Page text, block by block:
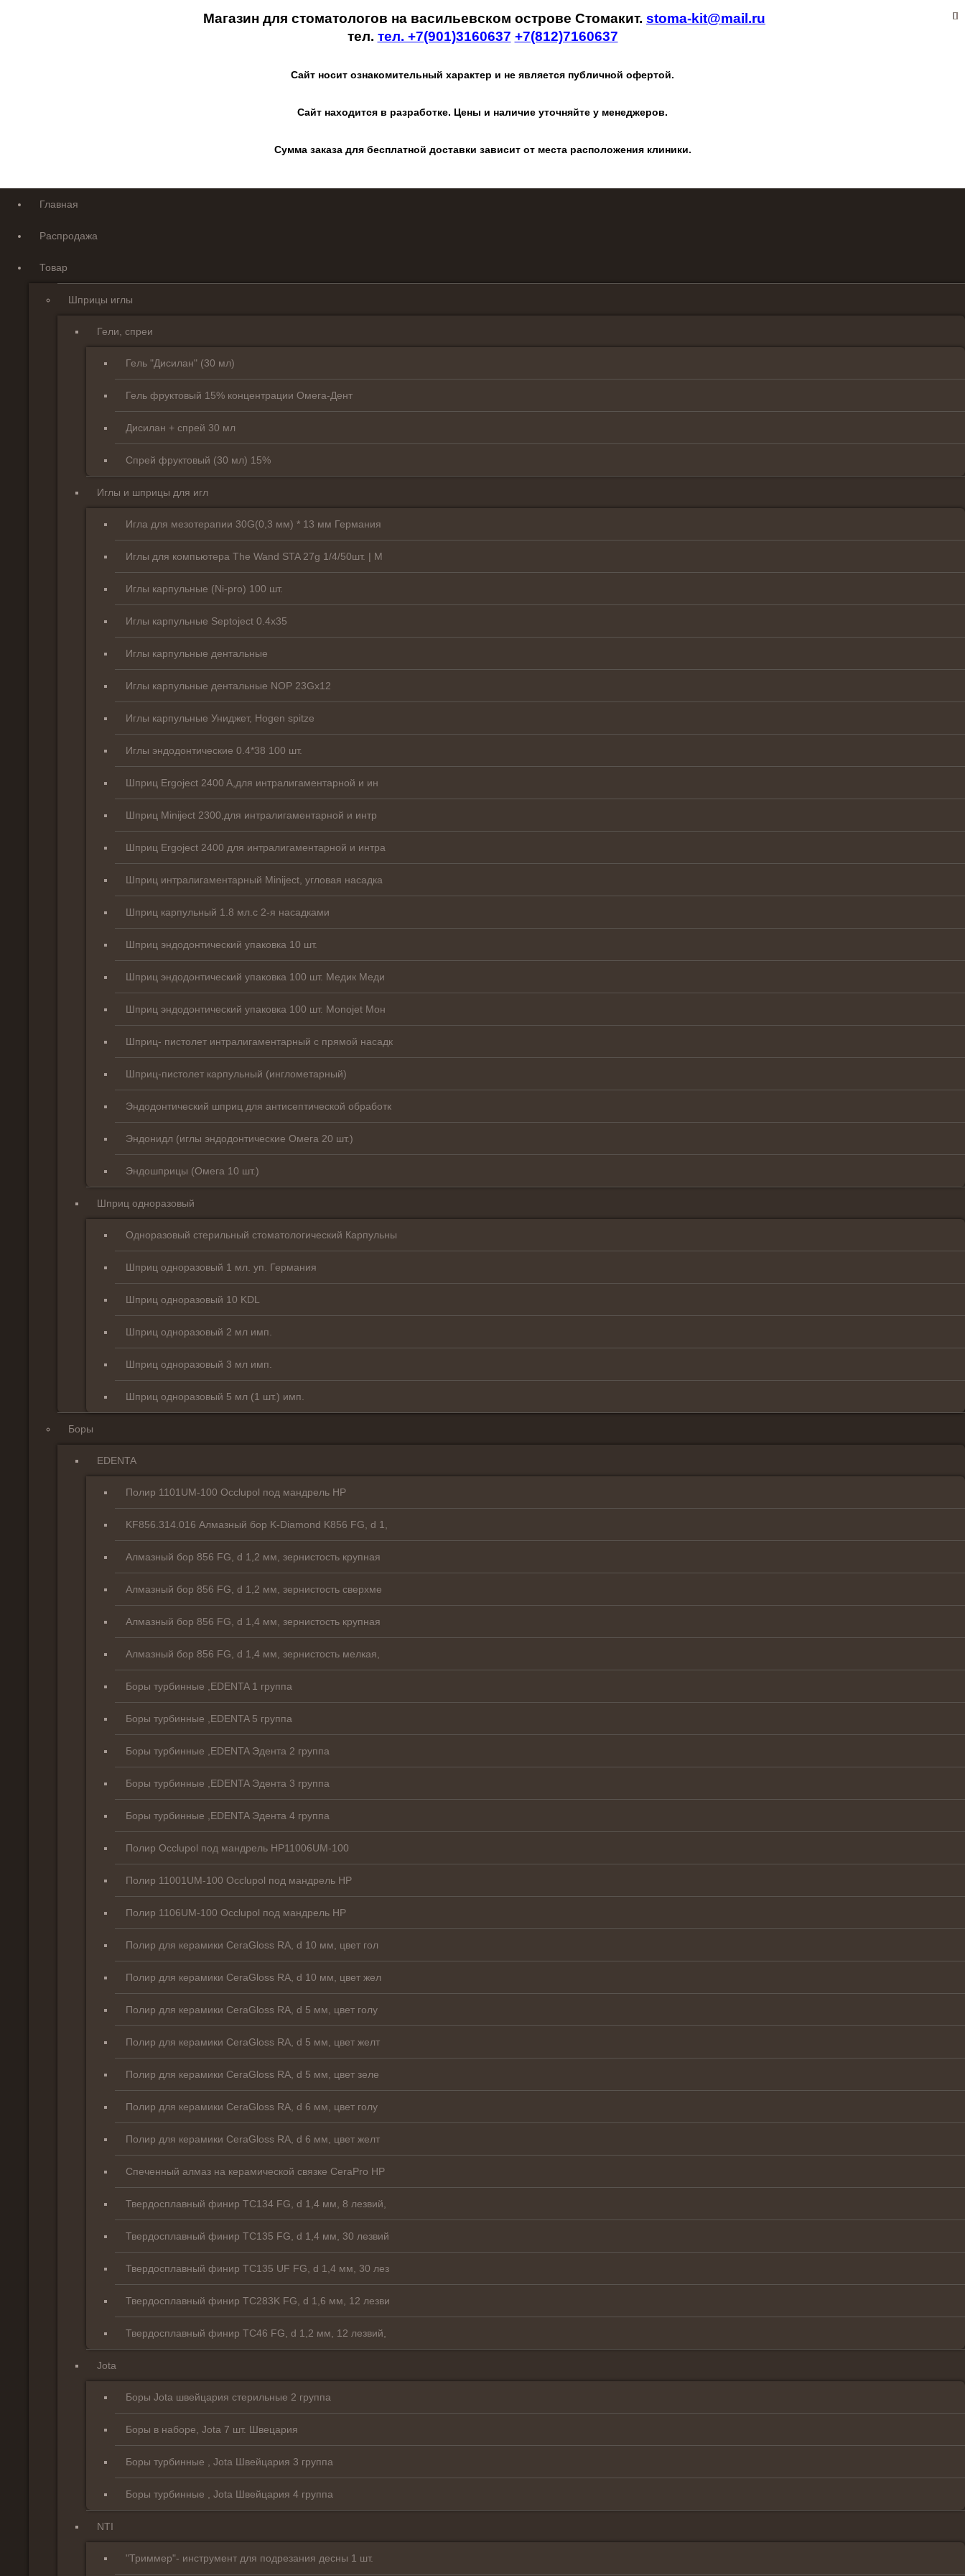
Магазин для стоматологов на васильевском острове Стомакит. stoma-kit@mail.ru
тел. тел. +7(901)3160637 +7(812)7160637
Сайт носит ознакомительный характер и не является публичной офертой.
Сайт находится в разработке. Цены и наличие уточняйте у менеджеров.
Сумма заказа для бесплатной доставки зависит от места расположения клиники.
Главная
Распродажа
Товар
Шприцы иглы
Гели, спреи
Гель "Дисилан" (30 мл)
Гель фруктовый 15% концентрации Омега-Дент
Дисилан + спрей 30 мл
Спрей фруктовый (30 мл) 15%
Иглы и шприцы для игл
Игла для мезотерапии 30G(0,3 мм) * 13 мм Германия
Иглы для компьютера The Wand STA 27g 1/4/50шт. | M
Иглы карпульные (Ni-pro) 100 шт.
Иглы карпульные Septoject 0.4х35
Иглы карпульные дентальные
Иглы карпульные дентальные NOP 23Gх12
Иглы карпульные Униджет, Hogen spitze
Иглы эндодонтические 0.4*38 100 шт.
Шприц Ergoject 2400 A,для интралигаментарной и ин
Шприц Miniject 2300,для интралигаментарной и интр
Шприц Ergoject 2400 для интралигаментарной и интра
Шприц интралигаментарный Miniject, угловая насадка
Шприц карпульный 1.8 мл.с 2-я насадками
Шприц эндодонтический упаковка 10 шт.
Шприц эндодонтический упаковка 100 шт. Медик Меди
Шприц эндодонтический упаковка 100 шт. Monojet Мон
Шприц- пистолет интралигаментарный с прямой насадк
Шприц-пистолет карпульный (инглометарный)
Эндодонтический шприц для антисептической обработк
Эндонидл (иглы эндодонтические Омега 20 шт.)
Эндошприцы (Омега 10 шт.)
Шприц одноразовый
Одноразовый стерильный стоматологический Карпульны
Шприц одноразовый 1 мл. уп. Германия
Шприц одноразовый 10 KDL
Шприц одноразовый 2 мл имп.
Шприц одноразовый 3 мл имп.
Шприц одноразовый 5 мл (1 шт.) имп.
Боры
EDENTA
Полир 1101UM-100 Occlupol под мандрель HP
KF856.314.016 Алмазный бор K-Diamond K856 FG, d 1,
Алмазный бор 856 FG, d 1,2 мм, зернистость крупная
Алмазный бор 856 FG, d 1,2 мм, зернистость сверхме
Алмазный бор 856 FG, d 1,4 мм, зернистость крупная
Алмазный бор 856 FG, d 1,4 мм, зернистость мелкая,
Боры турбинные ,EDENTA 1 группа
Боры турбинные ,EDENTA 5 группа
Боры турбинные ,EDENTA Эдента 2 группа
Боры турбинные ,EDENTA Эдента 3 группа
Боры турбинные ,EDENTA Эдента 4 группа
Полир Occlupol под мандрель HP11006UM-100
Полир 11001UM-100 Occlupol под мандрель HP
Полир 1106UM-100 Occlupol под мандрель HP
Полир для керамики CeraGloss RA, d 10 мм, цвет гол
Полир для керамики CeraGloss RA, d 10 мм, цвет жел
Полир для керамики CeraGloss RA, d 5 мм, цвет голу
Полир для керамики CeraGloss RA, d 5 мм, цвет желт
Полир для керамики CeraGloss RA, d 5 мм, цвет зеле
Полир для керамики CeraGloss RA, d 6 мм, цвет голу
Полир для керамики CeraGloss RA, d 6 мм, цвет желт
Спеченный алмаз на керамической связке CeraPro HP
Твердосплавный финир TC134 FG, d 1,4 мм, 8 лезвий,
Твердосплавный финир TC135 FG, d 1,4 мм, 30 лезвий
Твердосплавный финир TC135 UF FG, d 1,4 мм, 30 лез
Твердосплавный финир TC283K FG, d 1,6 мм, 12 лезви
Твердосплавный финир TC46 FG, d 1,2 мм, 12 лезвий,
Jota
Боры Jota швейцария стерильные 2 группа
Боры в наборе, Jota 7 шт. Швецария
Боры турбинные , Jota Швейцария 3 группа
Боры турбинные , Jota Швейцария 4 группа
NTI
"Триммер"- инструмент для подрезания десны 1 шт.